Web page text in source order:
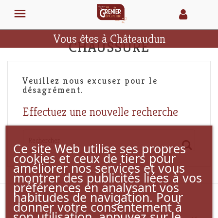

Ce site Web utilise ses propres
cookies et ceux de tiers pour
améliorer nos services et vous
montrer des publicités liées à vos
préférences en analysant vos
habitudes de navigation. Pour
donner votre consentement à
Vous êtes à Châteaudun
CHAUSSURE
Veuillez nous excuser pour le
désagrément.
Effectuez une nouvelle recherche